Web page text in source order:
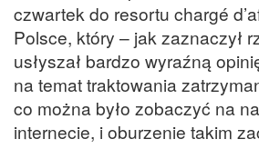
czwartek do resortu chargé
Polsce, który – jak zaznaczył
usłyszał bardzo wyraźną
na temat traktowania
co można było zobaczyć na
internecie, i oburzenie takim